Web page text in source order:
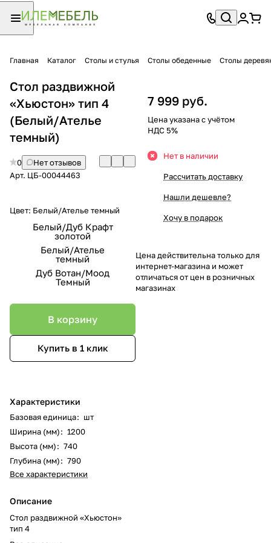
Главная Каталог Столы и стулья Столы обеденные Столы
Стол раздвижной
«Хьюстон» тип 4
(Белый/Ателье
темный)
0
Нет отзывов
Арт. ЦБ-00044463
Цвет: Белый/Ателье темный
Белый/Дуб Крафт
золотой
Белый/Ателье
темный
Дуб Вотан/Моод
Темный
В корзину
Купить в 1 клик
Характеристики
Базовая единица: шт
Ширина (мм): 1200
Высота (мм): 740
Глубина (мм): 790
Все характеристики
Описание
Стол раздвижной «Хьюстон»
тип 4
7 999 руб.
Цена указана с учётом
НДС 5%
Нет в наличии
Рассчитать доставку
Нашли дешевле?
Хочу в подарок
Цена действительна только для
интернет-магазина и может
отличаться от цен в розничных
магазинах